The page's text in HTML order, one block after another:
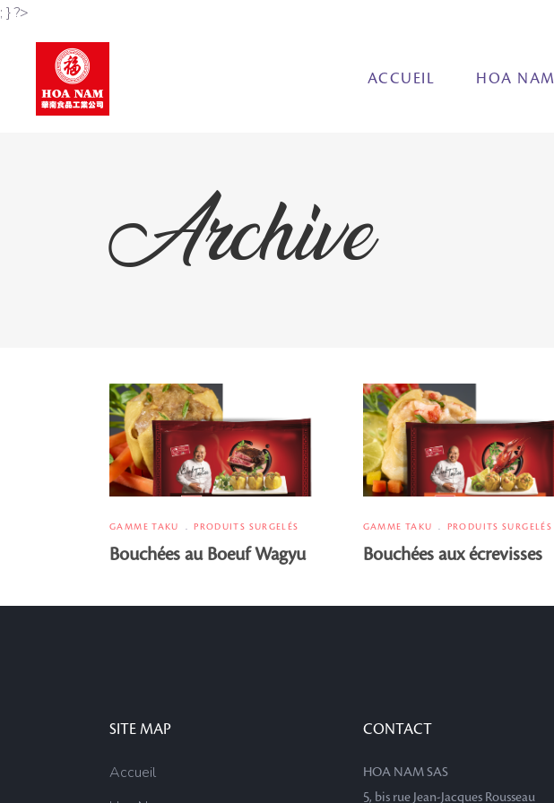
; } ?>
ACCUEIL HOA NAM
Archive
GAMME TAKU PRODUITS SURGELÉS
Bouchées au Boeuf Wagyu
GAMME TAKU PRODUITS SURGELÉS
Bouchées aux écrevisses
SITE MAP
Accueil
CONTACT
HOA NAM SAS
5, bis rue Jean-Jacques Rousseau